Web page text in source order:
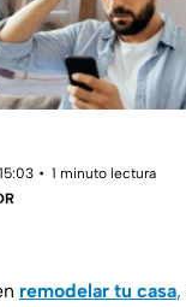
1 minuto lectura
remodelar tu casa,